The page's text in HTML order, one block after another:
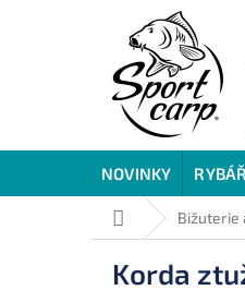
NOVINKY
Domů Bižuterie
Korda